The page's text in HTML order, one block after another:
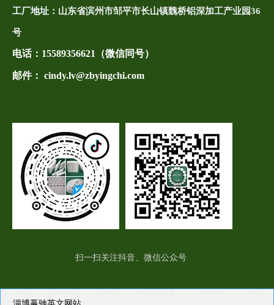
工厂地址： 山东省滨州市邹平市长山镇魏桥铝深加工产业园36
号
电话： 15589356621（微信同号）
邮件： cindy.lv@zbyingchi.com
扫一扫关注抖音、微信公众号